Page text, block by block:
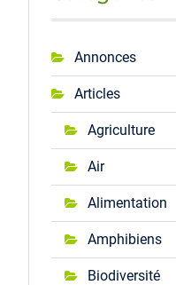
Annonces
Articles
Agriculture
Air
Alimentation
Amphibiens
Biodiversité